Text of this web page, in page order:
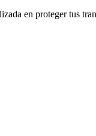
en proteger tus